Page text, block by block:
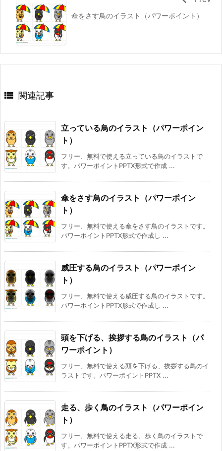
傘をさす鳥のイラスト（パワーポイント）
 関連記事
立っている鳥のイラスト（パワーポイン
ト）
フリー、無料で使える立っている鳥のイラストで
す。パワーポイントPPTX形式で作成 ...
傘をさす鳥のイラスト（パワーポイン
ト）
フリー、無料で使える傘をさす鳥のイラストです。
パワーポイントPPTX形式で作成し ...
威圧する鳥のイラスト（パワーポイン
ト）
フリー、無料で使える威圧する鳥のイラストです。
パワーポイントPPTX形式で作成し ...
頭を下げる、挨拶する鳥のイラスト（パ
ワーポイント）
フリー、無料で使える頭を下げる、挨拶する鳥のイ
ラストです。パワーポイントPPTX ...
走る、歩く鳥のイラスト（パワーポイン
ト）
フリー、無料で使える走る、歩く鳥のイラストで
す。パワーポイントPPTX形式で作成 ...